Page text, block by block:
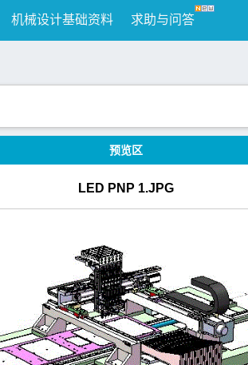
机械设计基础资料 求助与问答
预览区
LED PNP 1.JPG